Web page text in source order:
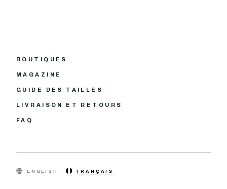
BOUTIQUES
MAGAZINE
GUIDE DES TAILLES
LIVRAISON ET RETOURS
FAQ
ENGLISH FRANÇAIS